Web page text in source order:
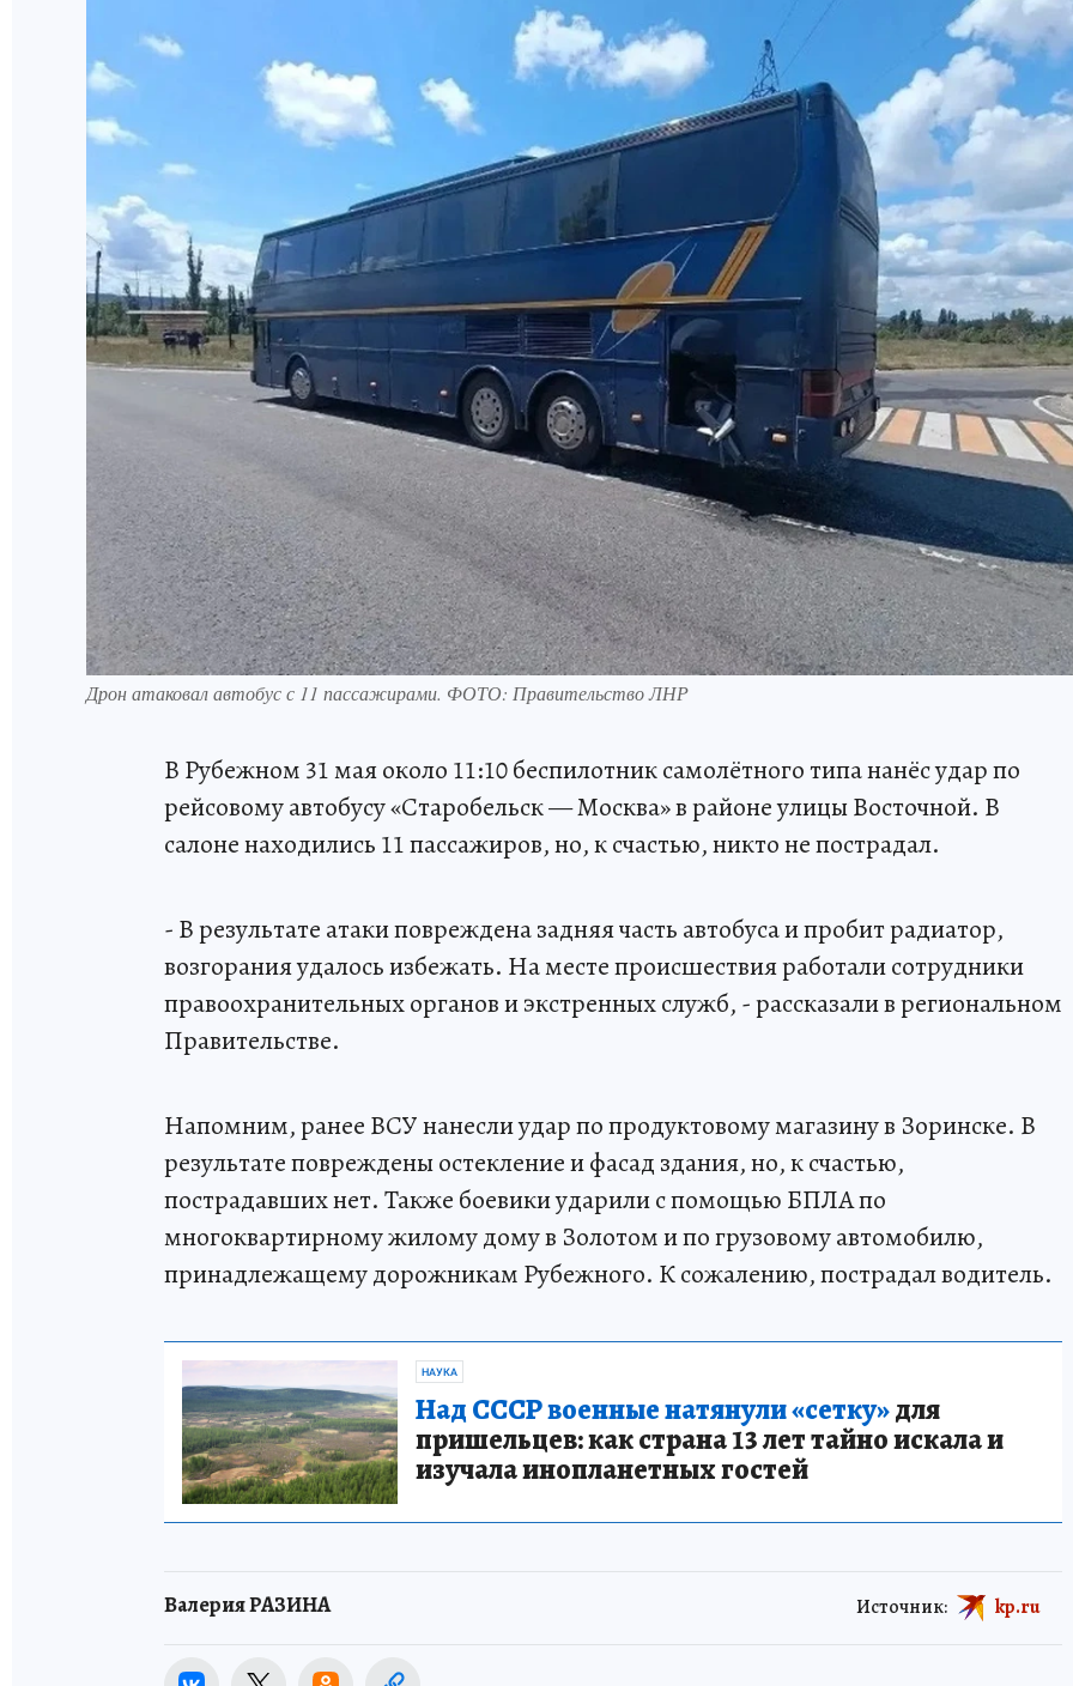
Дрон атаковал автобус с 11 пассажирами. ФОТО: Правительство ЛНР
В Рубежном 31 мая около 11:10 беспилотник самолётного типа нанёс удар по
рейсовому автобусу «Старобельск — Москва» в районе улицы Восточной. В
салоне находились 11 пассажиров, но, к счастью, никто не пострадал.
- В результате атаки повреждена задняя часть автобуса и пробит радиатор,
возгорания удалось избежать. На месте происшествия работали сотрудники
правоохранительных органов и экстренных служб, - рассказали в региональном
Правительстве.
Напомним, ранее ВСУ нанесли удар по продуктовому магазину в Зоринске. В
результате повреждены остекление и фасад здания, но, к счастью,
пострадавших нет. Также боевики ударили с помощью БПЛА по
многоквартирному жилому дому в Золотом и по грузовому автомобилю,
принадлежащему дорожникам Рубежного. К сожалению, пострадал водитель.
НАУКА
Над СССР военные натянули «сетку»для
пришельцев: как страна 13 лет тайно искала и
изучала инопланетных гостей
Валерия РАЗИНА Источник: kp.ru